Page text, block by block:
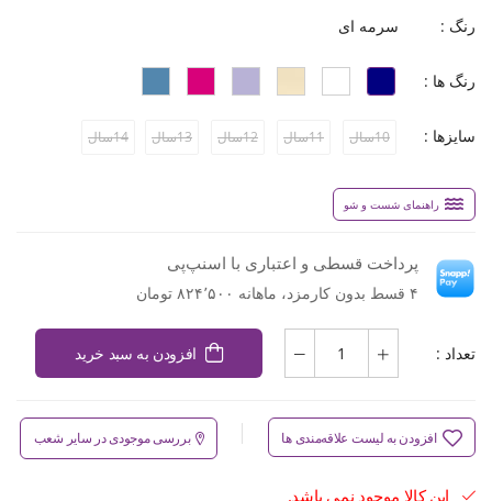
رنگ : سرمه ای
رنگ ها :
سایزها : 10سال 11سال 12سال 13سال 14سال
راهنمای شست و شو
پرداخت قسطی و اعتباری با اسنپ‌پی
۴ قسط بدون کارمزد، ماهانه ۸۲۴٬۵۰۰ تومان
تعداد : افزودن به سبد خرید
افزودن به لیست علاقه‌مندی ها بررسی موجودی در سایر شعب
این کالا موجود نمی باشد.